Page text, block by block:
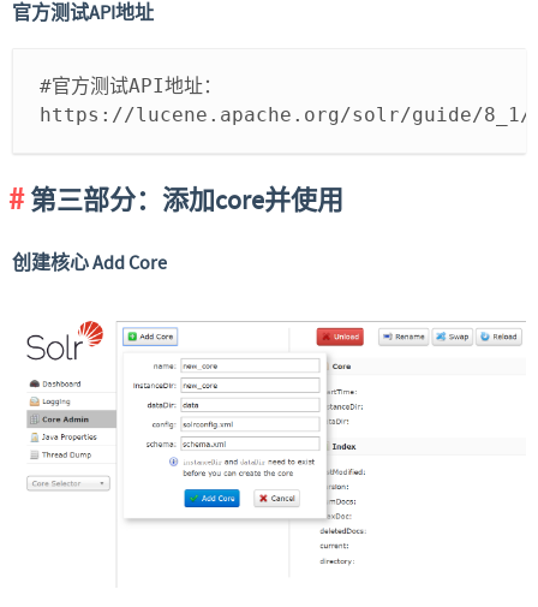
官方测试API地址
#官方测试API地址：
https://lucene.apache.org/solr/guide/8_1/
第三部分：添加core并使用
创建核心 Add Core